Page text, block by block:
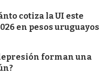
cotiza la UI este
en pesos uruguayos
forman una